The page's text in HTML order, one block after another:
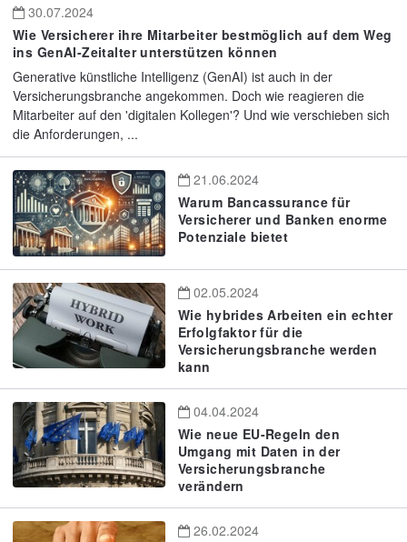
30.07.2024
Wie Versicherer ihre Mitarbeiter bestmöglich auf dem Weg
ins GenAI-Zeitalter unterstützen können
Generative künstliche Intelligenz (GenAI) ist auch in der
Versicherungsbranche angekommen. Doch wie reagieren die
Mitarbeiter auf den 'digitalen Kollegen'? Und wie verschieben sich
die Anforderungen, ...
21.06.2024
Warum Bancassurance für
Versicherer und Banken enorme
Potenziale bietet
02.05.2024
Wie hybrides Arbeiten ein echter
Erfolgfaktor für die
Versicherungsbranche werden
kann
04.04.2024
Wie neue EU-Regeln den
Umgang mit Daten in der
Versicherungsbranche
verändern
26.02.2024